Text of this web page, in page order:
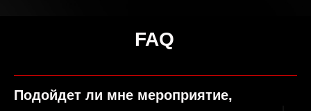
КОНЕЧНО, ДА!
Оформить в рассрочку!
FAQ
Подойдет ли мне мероприятие,